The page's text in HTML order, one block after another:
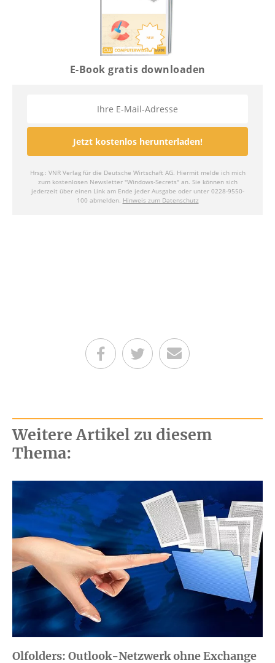
Teilen auf Facebook
Teilen auf Twitter
Per E-Mail senden
Weitere Artikel zu diesem
Thema:
Olfolders: Outlook-Netzwerk ohne Exchange